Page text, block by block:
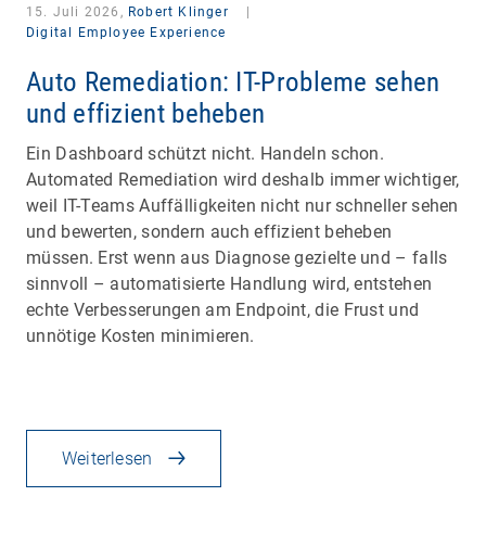
15. Juli 2026, Robert Klinger
Digital Employee Experience
Auto Remediation: IT-Probleme sehen
und effizient beheben
Ein Dashboard schützt nicht. Handeln schon.
Automated Remediation wird deshalb immer wichtiger,
weil IT-Teams Auffälligkeiten nicht nur schneller sehen
und bewerten, sondern auch effizient beheben
müssen. Erst wenn aus Diagnose gezielte und – falls
sinnvoll – automatisierte Handlung wird, entstehen
echte Verbesserungen am Endpoint, die Frust und
unnötige Kosten minimieren.
Weiterlesen